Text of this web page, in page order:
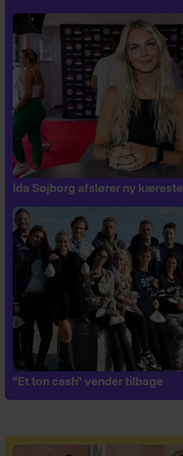
Ida Søjborg afslører ny kæreste
"Et ton cash" vender tilbage